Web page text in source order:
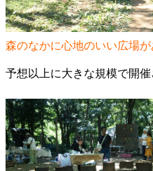
森のなかに心地のいい広場が
予想以上に大きな規模で開催